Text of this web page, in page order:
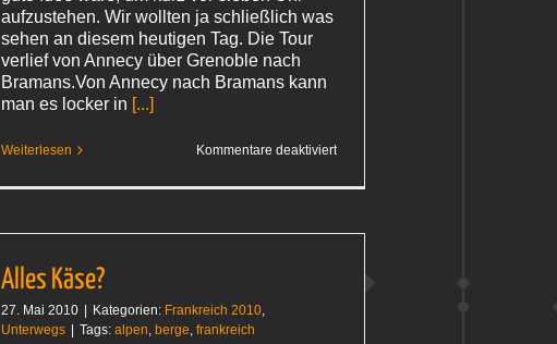
aufzustehen. Wir wollten ja schließlich was
sehen an diesem heutigen Tag. Die Tour
verlief von Annecy über Grenoble nach
Bramans.Von Annecy nach Bramans kann
man es locker in [...]
Weiterlesen Kommentare deaktiviertfür
Alles Käse?
27. Mai 2010 Kategorien: Frankreich 2010,
Unterwegs
Tags: alpen, berge, frankreich